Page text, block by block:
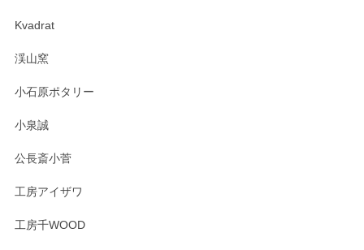
淡いグリーンのカラーがとても可愛いです❤️ ありがとうござ
Kvadrat
渓山窯
小石原ポタリー
小泉誠
公長斎小菅
工房アイザワ
工房千WOOD